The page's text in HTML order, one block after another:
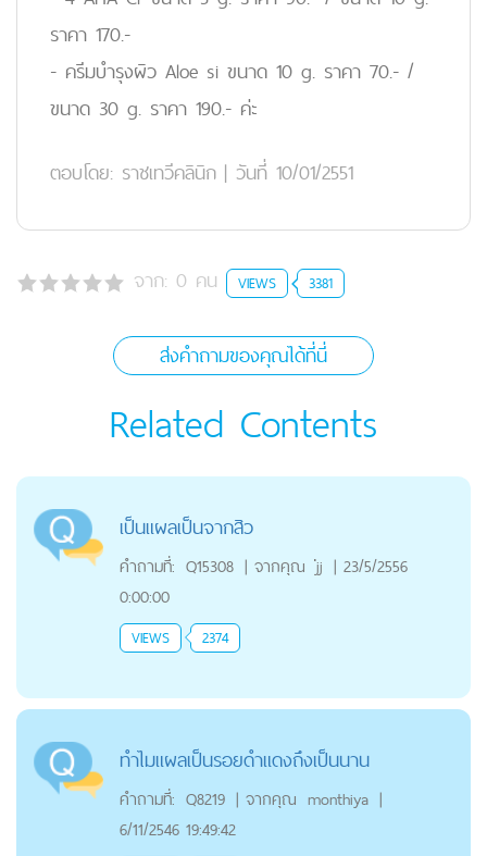
ราคา 170.-
- ครีมบำรุงผิว Aloe si ขนาด 10 g. ราคา 70.- /
ขนาด 30 g. ราคา 190.- ค่ะ
ตอบโดย: ราชเทวีคลินิก | วันที่ 10/01/2551
จาก: 0 คน VIEWS 3381
ส่งคำถามของคุณได้ที่นี่
Related Contents
เป็นแผลเป็นจากสิว
คำถามที่: Q15308 | จากคุณ ่่jj | 23/5/2556
0:00:00
VIEWS 2374
ทำไมแผลเป็นรอยดำแดงถึงเป็นนาน
คำถามที่: Q8219 | จากคุณ monthiya |
6/11/2546 19:49:42